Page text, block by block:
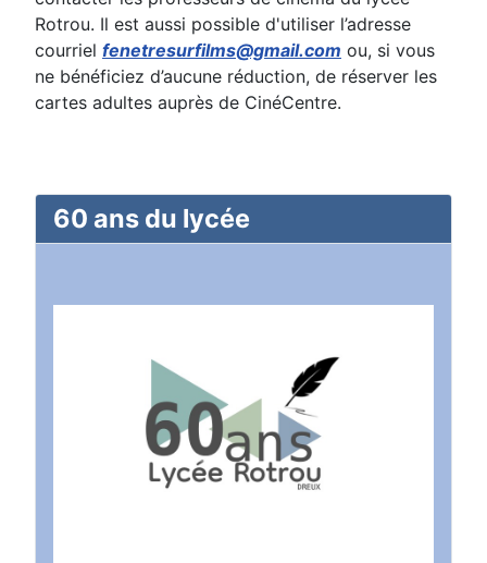
Rotrou. Il est aussi possible d'utiliser l’adresse
courriel fenetresurfilms@gmail.com ou, si vous
ne bénéficiez d’aucune réduction, de réserver les
cartes adultes auprès de CinéCentre.
60 ans du lycée